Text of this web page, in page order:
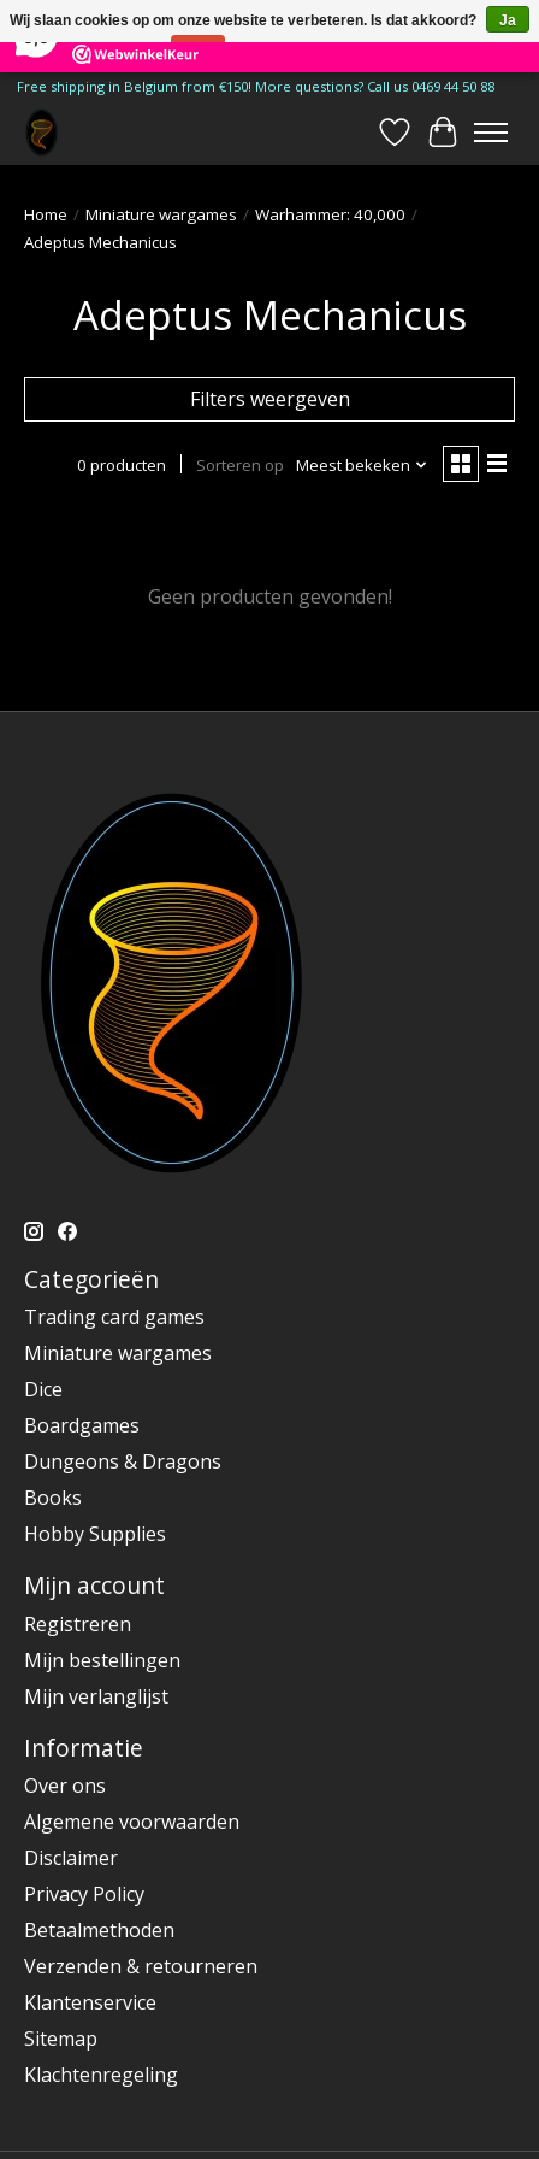
185 Reviews ×
Free shipping in Belgium from €150! More questions? Call us 0469 44 50 88
Verlanglijst
Home / Miniature wargames / Warhammer: 40,000 /
Adeptus Mechanicus
Adeptus Mechanicus
Filters weergeven
0 producten Sorteren op Meest bekeken
Geen producten gevonden!
Categorieën
Trading card games
Miniature wargames
Dice
Boardgames
Dungeons & Dragons
Books
Hobby Supplies
Mijn account
Registreren
Mijn bestellingen
Mijn verlanglijst
Informatie
Over ons
Algemene voorwaarden
Disclaimer
Privacy Policy
Betaalmethoden
Verzenden & retourneren
Klantenservice
Sitemap
Klachtenregeling
Wij slaan cookies op om onze website te verbeteren. Is dat akkoord?
Ja
Nee